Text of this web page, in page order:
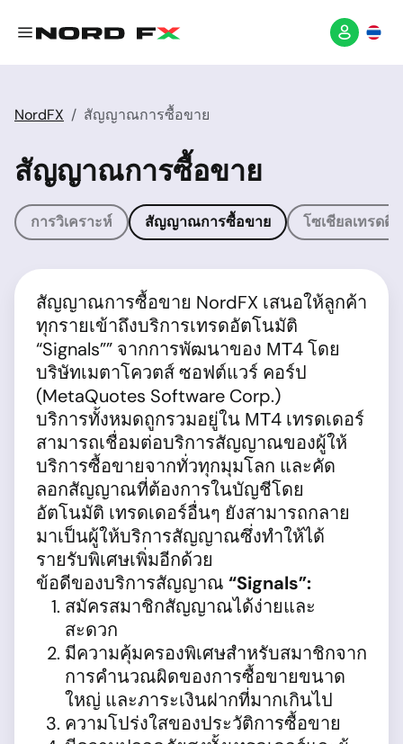
NordFX สัญญาณการซื้อขาย
สัญญาณการซื้อขาย
การวิเคราะห์ สัญญาณการซื้อขาย โซเชียลเทรดดิ้ง
สัญญาณการซื้อขาย NordFX เสนอให้ลูกค้า
ทุกรายเข้าถึงบริการเทรดอัตโนมัติ
“Signals”” จากการพัฒนาของ МТ4 โดย
บริษัทเมตาโควตส์ ซอฟต์แวร์ คอร์ป
(MetaQuotes Software Corp.)
บริการทั้งหมดถูกรวมอยู่ใน МТ4 เทรดเดอร์
สามารถเชื่อมต่อบริการสัญญาณของผู้ให้
บริการซื้อขายจากทั่วทุกมุมโลก และคัด
ลอกสัญญาณที่ต้องการในบัญชีโดย
อัตโนมัติ เทรดเดอร์อื่นๆ ยังสามารถกลาย
มาเป็นผู้ให้บริการสัญญาณซึ่งทำให้ได้
รายรับพิเศษเพิ่มอีกด้วย
ข้อดีของบริการสัญญาณ “Signals”:
สมัครสมาชิกสัญญาณได้ง่ายและ
สะดวก
มีความคุ้มครองพิเศษสำหรับสมาชิกจาก
การคำนวณผิดของการซื้อขายขนาด
ใหญ่ และภาระเงินฝากที่มากเกินไป
ความโปร่งใสของประวัติการซื้อขาย